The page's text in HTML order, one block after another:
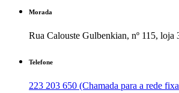
Morada
Rua Calouste Gulbenkian, nº 115, loja
Telefone
223 203 650 (Chamada para a rede